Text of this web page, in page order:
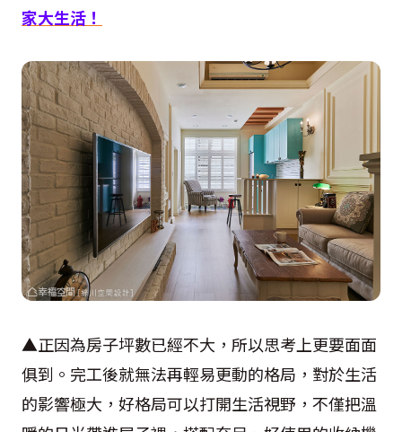
家大生活！
▲正因為房子坪數已經不大，所以思考上更要面面
俱到。完工後就無法再輕易更動的格局，對於生活
的影響極大，好格局可以打開生活視野，不僅把溫